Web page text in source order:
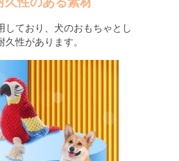
しており、犬のおもちゃとし
性があります。